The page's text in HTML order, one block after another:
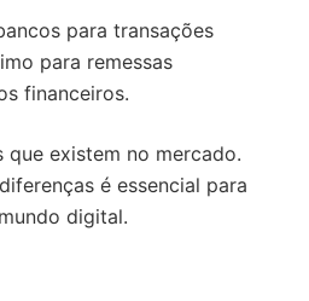
para transações
para remessas
financeiros.
que existem no mercado.
é essencial para
digital.